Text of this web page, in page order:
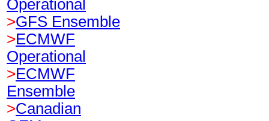
Operational
>GFS Ensemble
>ECMWF
Operational
>ECMWF
Ensemble
>Canadian